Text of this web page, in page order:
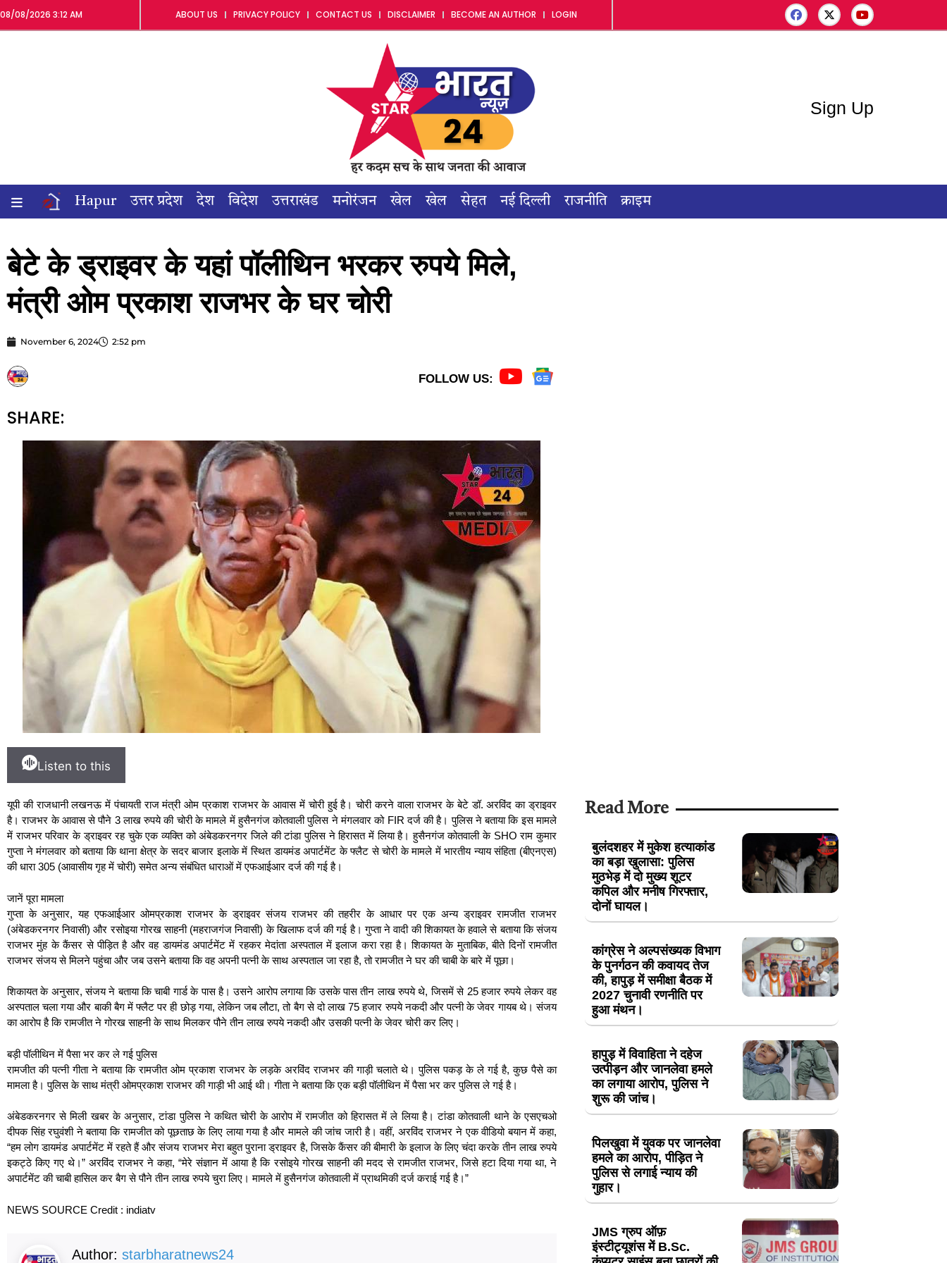
08/08/2026 3:12 AM ABOUT US PRIVACY POLICY CONTACT US DISCLAIMER BECOME AN AUTHOR LOGIN
Sign Up
Hapur उत्तर प्रदेश देश विदेश उत्तराखंड मनोरंजन खेल खेल सेहत नई दिल्ली राजनीति क्राइम
बेटे के ड्राइवर के यहां पॉलीथिन भरकर रुपये मिले,
मंत्री ओम प्रकाश राजभर के घर चोरी
November 6, 2024 2:52 pm
FOLLOW US:
SHARE:
Listen to this
यूपी की राजधानी लखनऊ में पंचायती राज मंत्री ओम प्रकाश राजभर के आवास में चोरी हुई है। चोरी करने वाला राजभर के बेटे डॉ. अरविंद का ड्राइवर
है। राजभर के आवास से पौने 3 लाख रुपये की चोरी के मामले में हुसैनगंज कोतवाली पुलिस ने मंगलवार को FIR दर्ज की है। पुलिस ने बताया कि इस मामले
में राजभर परिवार के ड्राइवर रह चुके एक व्‍यक्ति को अंबेडकरनगर जिले की टांडा पुलिस ने हिरासत में लिया है। हुसैनगंज कोतवाली के SHO राम कुमार
गुप्ता ने मंगलवार को बताया कि थाना क्षेत्र के सदर बाजार इलाके में स्थित डायमंड अपार्टमेंट के फ्लैट से चोरी के मामले में भारतीय न्याय संहिता (बीएनएस)
की धारा 305 (आवासीय गृह में चोरी) समेत अन्‍य संबंधित धाराओं में एफआईआर दर्ज की गई है।
जानें पूरा मामला
गुप्ता के अनुसार, यह एफआईआर ओमप्रकाश राजभर के ड्राइवर संजय राजभर की तहरीर के आधार पर एक अन्‍य ड्राइवर रामजीत राजभर
(अंबेडकरनगर निवासी) और रसोइया गोरख साहनी (महराजगंज निवासी) के खिलाफ दर्ज की गई है। गुप्ता ने वादी की शिकायत के हवाले से बताया कि संजय
राजभर मुंह के कैंसर से पीड़ित है और वह डायमंड अपार्टमेंट में रहकर मेदांता अस्पताल में इलाज करा रहा है। शिकायत के मुताबिक, बीते दिनों रामजीत
राजभर संजय से मिलने पहुंचा और जब उसने बताया कि वह अपनी पत्नी के साथ अस्पताल जा रहा है, तो रामजीत ने घर की चाबी के बारे में पूछा।
शिकायत के अनुसार, संजय ने बताया कि चाबी गार्ड के पास है। उसने आरोप लगाया कि उसके पास तीन लाख रुपये थे, जिसमें से 25 हजार रुपये लेकर वह
अस्पताल चला गया और बाकी बैग में फ्लैट पर ही छोड़ गया, लेकिन जब लौटा, तो बैग से दो लाख 75 हजार रुपये नकदी और पत्नी के जेवर गायब थे। संजय
का आरोप है कि रामजीत ने गोरख साहनी के साथ मिलकर पौने तीन लाख रुपये नकदी और उसकी पत्नी के जेवर चोरी कर लिए।
बड़ी पॉलीथिन में पैसा भर कर ले गई पुलिस
रामजीत की पत्नी गीता ने बताया कि रामजीत ओम प्रकाश राजभर के लड़के अरविंद राजभर की गाड़ी चलाते थे। पुलिस पकड़ के ले गई है, कुछ पैसे का
मामला है। पुलिस के साथ मंत्री ओमप्रकाश राजभर की गाड़ी भी आई थी। गीता ने बताया कि एक बड़ी पॉलीथिन में पैसा भर कर पुलिस ले गई है।
अंबेडकरनगर से मिली खबर के अनुसार, टांडा पुलिस ने कथित चोरी के आरोप में रामजीत को हिरासत में ले लिया है। टांडा कोतवाली थाने के एसएचओ
दीपक सिंह रघुवंशी ने बताया कि रामजीत को पूछताछ के लिए लाया गया है और मामले की जांच जारी है। वहीं, अरविंद राजभर ने एक वीडियो बयान में कहा,
“हम लोग डायमंड अपार्टमेंट में रहते हैं और संजय राजभर मेरा बहुत पुराना ड्राइवर है, जिसके कैंसर की बीमारी के इलाज के लिए चंदा करके तीन लाख रुपये
इकट्ठे किए गए थे।” अरविंद राजभर ने कहा, “मेरे संज्ञान में आया है कि रसोइये गोरख साहनी की मदद से रामजीत राजभर, जिसे हटा दिया गया था, ने
अपार्टमेंट की चाबी हासिल कर बैग से पौने तीन लाख रुपये चुरा लिए। मामले में हुसैनगंज कोतवाली में प्राथमिकी दर्ज कराई गई है।”
NEWS SOURCE Credit : indiatv
Author: starbharatnews24
Read More
बुलंदशहर में मुकेश हत्याकांड
का बड़ा खुलासा: पुलिस
मुठभेड़ में दो मुख्य शूटर
कपिल और मनीष गिरफ्तार,
दोनों घायल।
कांग्रेस ने अल्पसंख्यक विभाग
के पुनर्गठन की कवायद तेज
की, हापुड़ में समीक्षा बैठक में
2027 चुनावी रणनीति पर
हुआ मंथन।
हापुड़ में विवाहिता ने दहेज
उत्पीड़न और जानलेवा हमले
का लगाया आरोप, पुलिस ने
शुरू की जांच।
पिलखुवा में युवक पर जानलेवा
हमले का आरोप, पीड़ित ने
पुलिस से लगाई न्याय की
गुहार।
JMS ग्रुप ऑफ़
इंस्टीट्यूशंस में B.Sc.